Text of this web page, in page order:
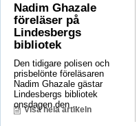
Nadim Ghazale
föreläser på
Lindesbergs
bibliotek
Den tidigare polisen och
prisbelönte föreläsaren
Nadim Ghazale gästar
Lindesbergs bibliotek
onsdagen den ...
Visa hela artikeln